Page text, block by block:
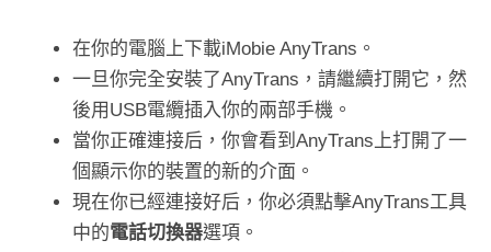
在你的電腦上下載iMobie AnyTrans。
一旦你完全安裝了AnyTrans，請繼續打開它，然
後用USB電纜插入你的兩部手機。
當你正確連接后，你會看到AnyTrans上打開了一
個顯示你的裝置的新的介面。
現在你已經連接好后，你必須點擊AnyTrans工具
中的電話切換器選項。